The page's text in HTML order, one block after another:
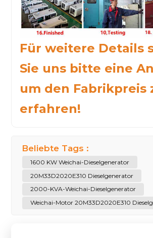
Für weitere Details
Sie uns bitte eine
um den Fabrikpreis
erfahren!
Beliebte Tags :
1600 KW Weichai-Dieselgenerator
20M33D2020E310 Dieselgenerator
2000-KVA-Weichai-Dieselgenerator
Weichai-Motor 20M33D2020E310